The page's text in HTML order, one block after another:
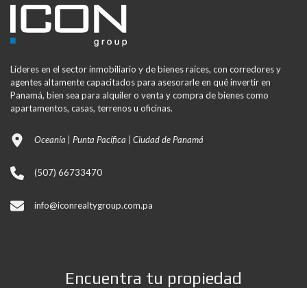
Líderes en el sector inmobiliario y de bienes raíces, con corredores y
agentes altamente capacitados para asesorarle en qué invertir en
Panamá, bien sea para alquiler o venta y compra de bienes como
apartamentos, casas, terrenos u oficinas.
Oceanía | Punta Pacífica | Ciudad de Panamá
(507) 66733470
info@iconrealtygroup.com.pa
Encuentra tu propiedad